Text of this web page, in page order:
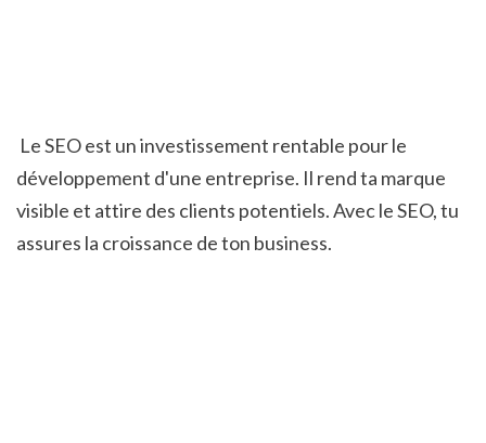
développement d'une entreprise. Il rend ta marque
visible et attire des clients potentiels. Avec le SEO, tu
assures la croissance de ton business.